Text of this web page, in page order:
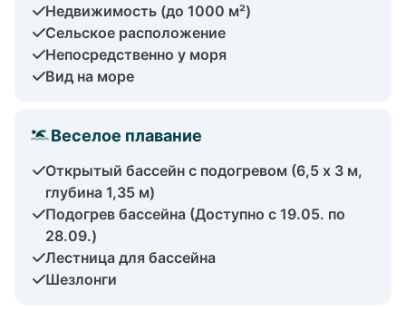
Недвижимость (до 1000 м²)
Сельское расположение
Непосредственно у моря
Вид на море
Веселое плавание
Открытый бассейн с подогревом (6,5 x 3 м,
глубина 1,35 м)
Подогрев бассейна (Доступно с 19.05. по
28.09.)
Лестница для бассейна
Шезлонги